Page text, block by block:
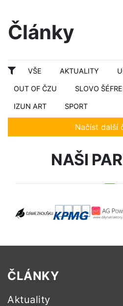
Články
VŠE AKTUALITY
OUT OF ČZU SLOVO
IZUN ART SPORT
Načíst další
NAŠI
ČLÁNKY
Aktuality